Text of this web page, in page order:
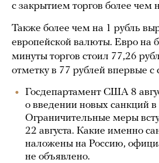
с закрытием торгов более чем
Также более чем на 1 рубль
европейской валюты. Евро на
минуты торгов стоил 77,26
отметку в 77 рублей впервые
Госдепартамент США 8
о введении новых санкций
Ограничительные меры
22 августа. Какие именно
наложены на Россию,
не объявлено.